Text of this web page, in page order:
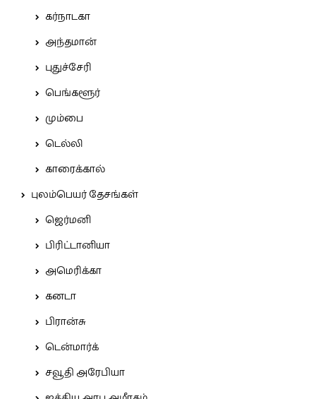
கர்நாடகா
அந்தமான்
புதுச்சேரி
பெங்களூர்
மும்பை
டெல்லி
காரைக்கால்
புலம்பெயர் தேசங்கள்
ஜெர்மனி
பிரிட்டானியா
அமெரிக்கா
கனடா
பிரான்சு
டென்மார்க்
சவூதி அரேபியா